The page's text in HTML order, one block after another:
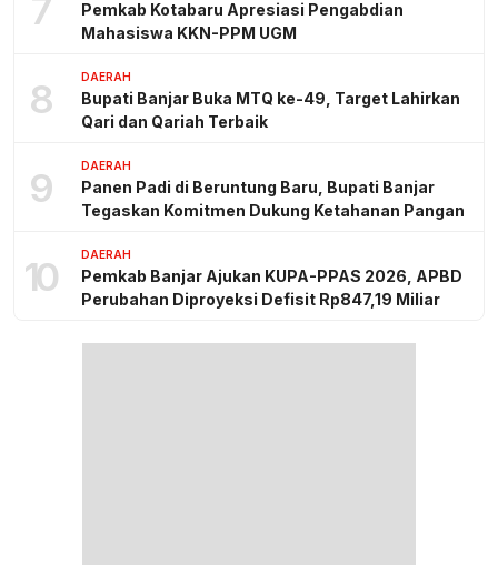
7
Pemkab Kotabaru Apresiasi Pengabdian
Mahasiswa KKN-PPM UGM
8 DAERAH
Bupati Banjar Buka MTQ ke-49, Target Lahirkan
Qari dan Qariah Terbaik
9 DAERAH
Panen Padi di Beruntung Baru, Bupati Banjar
Tegaskan Komitmen Dukung Ketahanan Pangan
10 DAERAH
Pemkab Banjar Ajukan KUPA-PPAS 2026, APBD
Perubahan Diproyeksi Defisit Rp847,19 Miliar